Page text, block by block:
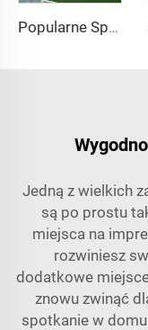
Popularne Sprzedaż Wyjątkowej Jakości Luksusowe Domki Zwalnialne Prefabrykowane Kontenery Złamanego Domu z Dobrą Ceną
Jedną z wielkich
są po prostu
miejsca na
rozwiniesz
dodatkowe
znowu zwinąć
spotkanie w